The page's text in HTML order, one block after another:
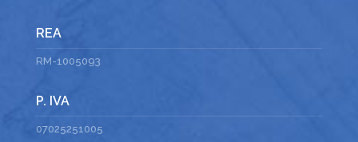
REA
RM-1005093
P. IVA
07025251005